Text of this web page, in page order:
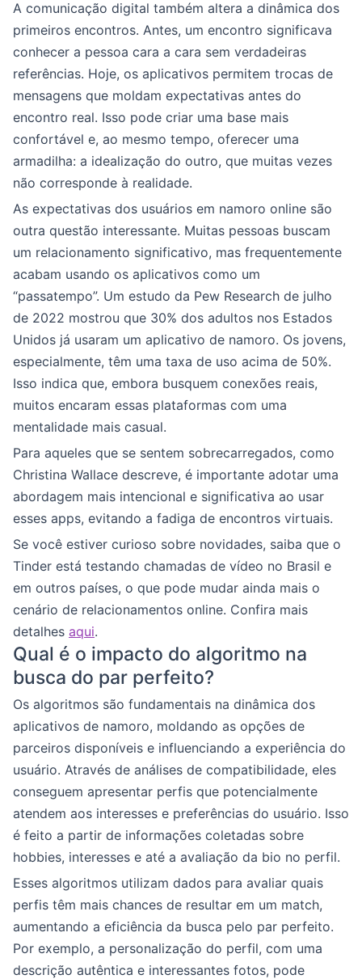
A comunicação digital também altera a dinâmica dos
primeiros encontros. Antes, um encontro significava
conhecer a pessoa cara a cara sem verdadeiras
referências. Hoje, os aplicativos permitem trocas de
mensagens que moldam expectativas antes do
encontro real. Isso pode criar uma base mais
confortável e, ao mesmo tempo, oferecer uma
armadilha: a idealização do outro, que muitas vezes
não corresponde à realidade.
As expectativas dos usuários em namoro online são
outra questão interessante. Muitas pessoas buscam
um relacionamento significativo, mas frequentemente
acabam usando os aplicativos como um
“passatempo”. Um estudo da Pew Research de julho
de 2022 mostrou que 30% dos adultos nos Estados
Unidos já usaram um aplicativo de namoro. Os jovens,
especialmente, têm uma taxa de uso acima de 50%.
Isso indica que, embora busquem conexões reais,
muitos encaram essas plataformas com uma
mentalidade mais casual.
Para aqueles que se sentem sobrecarregados, como
Christina Wallace descreve, é importante adotar uma
abordagem mais intencional e significativa ao usar
esses apps, evitando a fadiga de encontros virtuais.
Se você estiver curioso sobre novidades, saiba que o
Tinder está testando chamadas de vídeo no Brasil e
em outros países, o que pode mudar ainda mais o
cenário de relacionamentos online. Confira mais
detalhes aqui.
Qual é o impacto do algoritmo na
busca do par perfeito?
Os algoritmos são fundamentais na dinâmica dos
aplicativos de namoro, moldando as opções de
parceiros disponíveis e influenciando a experiência do
usuário. Através de análises de compatibilidade, eles
conseguem apresentar perfis que potencialmente
atendem aos interesses e preferências do usuário. Isso
é feito a partir de informações coletadas sobre
hobbies, interesses e até a avaliação da bio no perfil.
Esses algoritmos utilizam dados para avaliar quais
perfis têm mais chances de resultar em um match,
aumentando a eficiência da busca pelo par perfeito.
Por exemplo, a personalização do perfil, com uma
descrição autêntica e interessantes fotos, pode